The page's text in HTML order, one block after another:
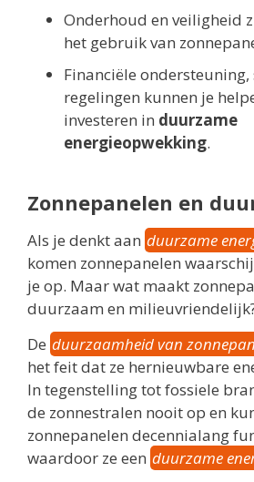
Onderhoud en veiligheid
het gebruik van
Financiële
regelingen kunnen je
investeren in duurzame
energieopwekking.
Zonnepanelen en
Als je denkt aan duurzame
komen zonnepanelen
je op. Maar wat maakt
duurzaam en
De duurzaamheid van
het feit dat ze hernieuwbare
In tegenstelling tot fossiele
de zonnestralen nooit op en
zonnepanelen decennialang
waardoor ze een duurzame